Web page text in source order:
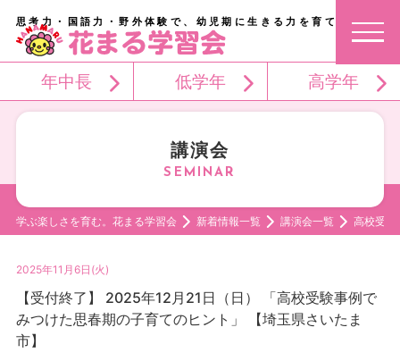
思考力・国語力・野外体験で、幼児期に生きる力を育てる。
年中長 低学年 高学年
講演会
学ぶ楽しさを育む。花まる学習会 新着情報一覧 講演会一覧 高校受験
2025年11月6日(火)
【受付終了】 2025年12月21日（日） 「高校受験事例で
みつけた思春期の子育てのヒント」 【埼玉県さいたま
市】